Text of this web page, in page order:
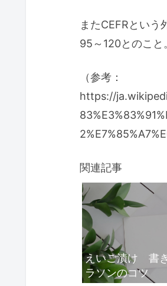
またCEFRとい
95～120とのこと
（参考：
https://
関連記事
えいご漬け 書
ラソンのコツ